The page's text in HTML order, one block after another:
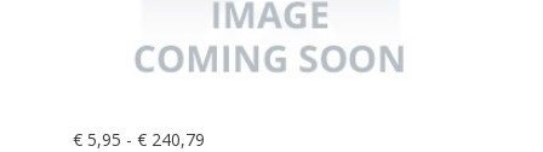
€ 5,95 - € 240,79